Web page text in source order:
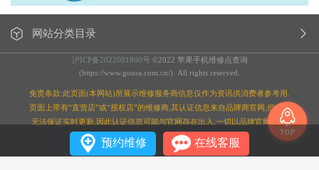
网站分类目录
沪ICP备2022001800号 ©2022 苹果手机维修点查询
(https://www.gosoa.com.cn/). All rights reserved.
免责条款:此页面(本网站)所展示维修服务商信息仅作为资讯供消费者参考用.
页面上带有“直营店”或“授权店”的维修商,其认证信息来自品牌商官网,但本站
无法保证实时更新,因此认证信息可能与官网存在出入,一切以品牌官网为准;
预约维修 在线客服